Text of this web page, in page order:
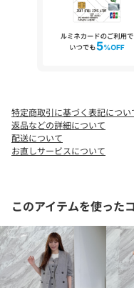
【スタイリング】
同素材のカラーレスジャ
ンツ（768－65032）と合
単品使いでも、コーディネ
【ドライリネンライクシリ
768－45023 カラーレスジ
【仕様】
・ポケット数：横×2
※照明の関係により、実際
特定商取引に基づく表記につい
返品などの詳細について
配送について
お直しサービスについて
このアイテムを使った